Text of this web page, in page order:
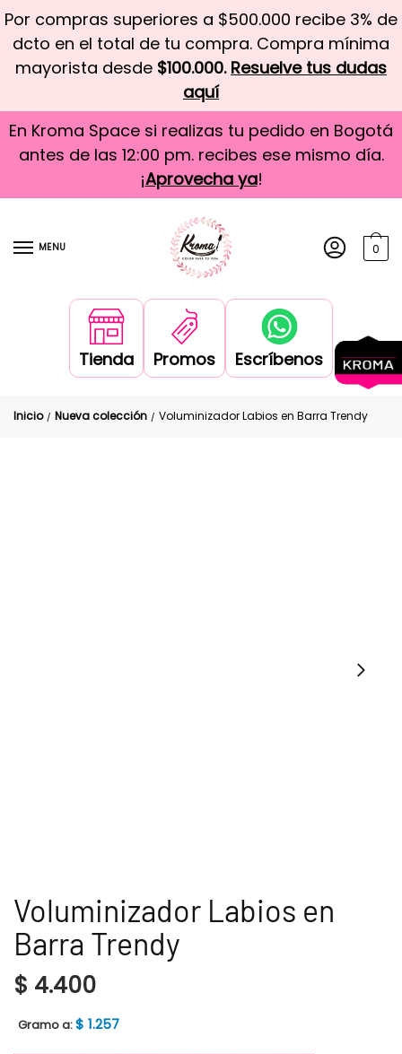
Por compras superiores a $500.000 recibe 3% de
dcto en el total de tu compra. Compra mínima
mayorista desde $100.000. Resuelve tus dudas
aquí
En Kroma Space si realizas tu pedido en Bogotá
antes de las 12:00 pm. recibes ese mismo día.
¡Aprovecha ya!
MENU 0
Tienda Promos Escríbenos
Inicio / Nueva colección / Voluminizador Labios en Barra Trendy
Voluminizador Labios en
Barra Trendy
$ 4.400
Gramo a:$ 1.257